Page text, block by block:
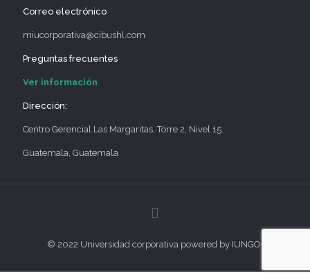
Correo electrónico
miucorporativa@cibushl.com
Preguntas frecuentes
Ver información
Dirección:
Centro Gerencial Las Margaritas, Torre 2, Nivel 15.
Guatemala, Guatemala
© 2022 Universidad corporativa powered by IUNGO.